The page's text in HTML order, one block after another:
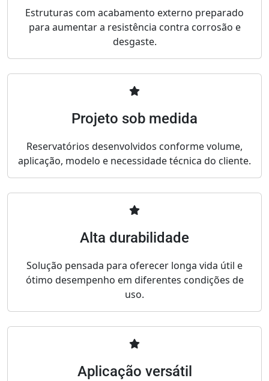
Estruturas com acabamento externo preparado
para aumentar a resistência contra corrosão e
desgaste.
Projeto sob medida
Reservatórios desenvolvidos conforme volume,
aplicação, modelo e necessidade técnica do cliente.
Alta durabilidade
Solução pensada para oferecer longa vida útil e
ótimo desempenho em diferentes condições de
uso.
Aplicação versátil